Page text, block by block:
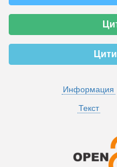
Информация
Текст